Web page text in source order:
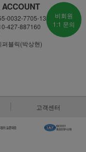
0032-7705-13
427-887160
퍼블릭(박상현)
비회원
1:1 문의
고객센터